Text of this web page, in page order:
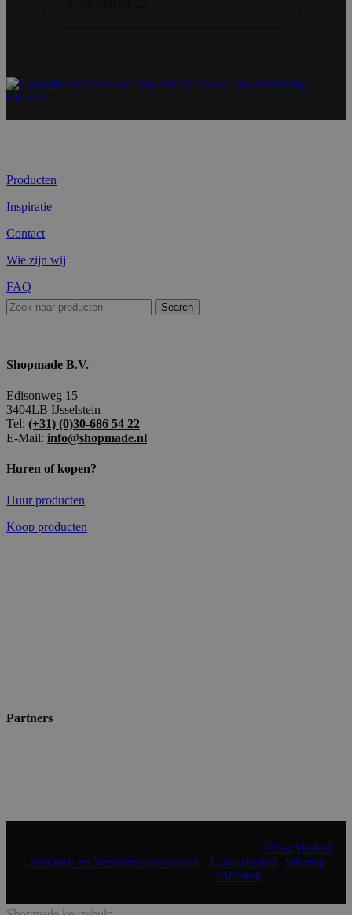
Producten
Inspiratie
Contact
Wie zijn wij
FAQ
Search
Shopmade B.V.
Edisonweg 15
3404LB IJsselstein
Tel: (+31) (0)30-686 54 22
E-Mail: info@shopmade.nl
Huren of kopen?
Huur producten
Koop producten
Partners
Privacybeleid
Leverings- en Verhuurvoorwaarden
Cookiebeleid Sitemap|
2BeFresh